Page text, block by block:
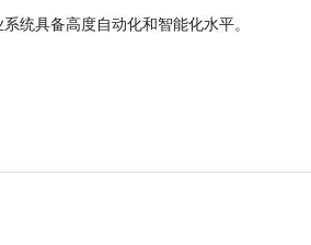
统具备高度自动化和智能化水平。